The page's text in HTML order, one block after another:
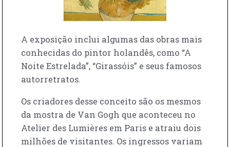
A exposição inclui algumas das obras mais
conhecidas do pintor holandês, como “A
Noite Estrelada”, “Girassóis” e seus famosos
autorretratos.
Os criadores desse conceito são os mesmos
da mostra de Van Gogh que aconteceu no
Atelier des Lumières em Paris e atraiu dois
milhões de visitantes. Os ingressos variam